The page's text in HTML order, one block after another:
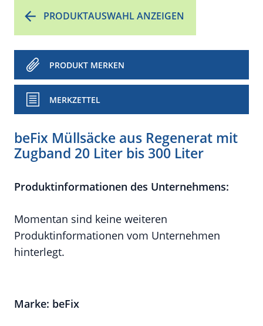
PRODUKTAUSWAHL ANZEIGEN
PRODUKT MERKEN
MERKZETTEL
beFix Müllsäcke aus Regenerat mit
Zugband 20 Liter bis 300 Liter
Produktinformationen des Unternehmens:
Momentan sind keine weiteren
Produktinformationen vom Unternehmen
hinterlegt.
Marke: beFix